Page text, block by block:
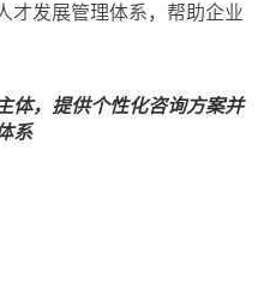
才发展管理体系，帮助企业
体，提供个性化咨询方案并
系